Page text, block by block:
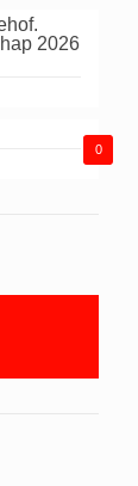
2026
0